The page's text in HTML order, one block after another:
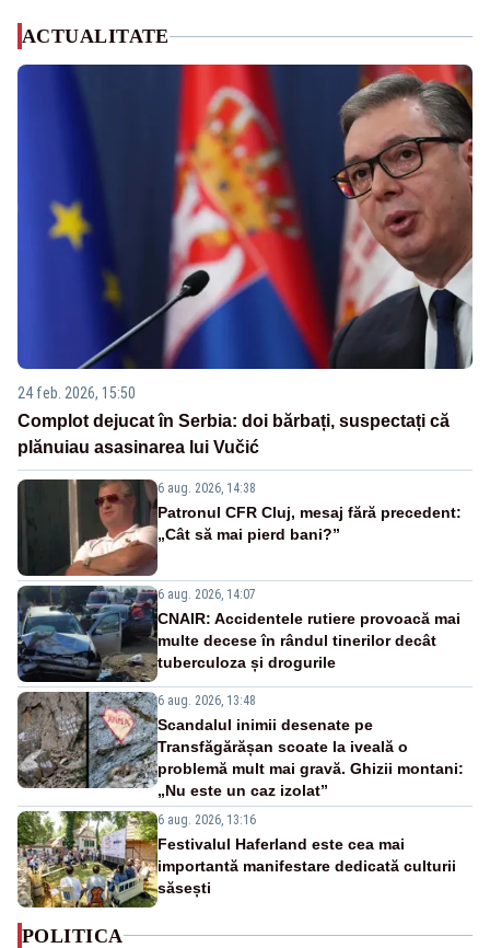
ACTUALITATE
24 feb. 2026, 15:50
Complot dejucat în Serbia: doi bărbați, suspectați că
plănuiau asasinarea lui Vučić
6 aug. 2026, 14:38
Patronul CFR Cluj, mesaj fără precedent:
„Cât să mai pierd bani?”
6 aug. 2026, 14:07
CNAIR: Accidentele rutiere provoacă mai
multe decese în rândul tinerilor decât
tuberculoza și drogurile
6 aug. 2026, 13:48
Scandalul inimii desenate pe
Transfăgărășan scoate la iveală o
problemă mult mai gravă. Ghizii montani:
„Nu este un caz izolat”
6 aug. 2026, 13:16
Festivalul Haferland este cea mai
importantă manifestare dedicată culturii
săsești
POLITICA